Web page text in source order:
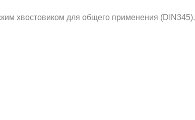
хвостовиком для общего применения (DIN345).